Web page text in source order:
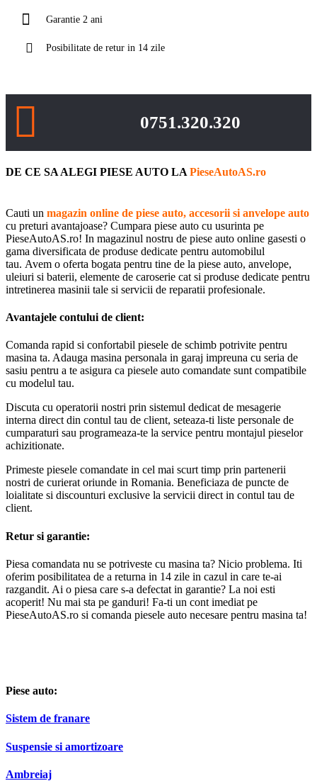
Garantie 2 ani
Posibilitate de retur in 14 zile
0751.320.320
DE CE SA ALEGI PIESE AUTO LAPieseAutoAS.ro
Cauti un magazin online de piese auto, accesorii si anvelope auto
cu preturi avantajoase? Cumpara piese auto cu usurinta pe
PieseAutoAS.ro! In magazinul nostru de piese auto online gasesti o
gama diversificata de produse dedicate pentru automobilul
tau. Avem o oferta bogata pentru tine de la piese auto, anvelope,
uleiuri si baterii, elemente de caroserie cat si produse dedicate pentru
intretinerea masinii tale si servicii de reparatii profesionale.
Avantajele contului de client:
Comanda rapid si confortabil piesele de schimb potrivite pentru
masina ta. Adauga masina personala in garaj impreuna cu seria de
sasiu pentru a te asigura ca piesele auto comandate sunt compatibile
cu modelul tau.
Discuta cu operatorii nostri prin sistemul dedicat de mesagerie
interna direct din contul tau de client, seteaza-ti liste personale de
cumparaturi sau programeaza-te la service pentru montajul pieselor
achizitionate.
Primeste piesele comandate in cel mai scurt timp prin partenerii
nostri de curierat oriunde in Romania. Beneficiaza de puncte de
loialitate si discounturi exclusive la servicii direct in contul tau de
client.
Retur si garantie:
Piesa comandata nu se potriveste cu masina ta? Nicio problema. Iti
oferim posibilitatea de a returna in 14 zile in cazul in care te-ai
razgandit. Ai o piesa care s-a defectat in garantie? La noi esti
acoperit! Nu mai sta pe ganduri! Fa-ti un cont imediat pe
PieseAutoAS.ro si comanda piesele auto necesare pentru masina ta!
Piese auto:
Sistem de franare
Suspensie si amortizoare
Ambreiaj